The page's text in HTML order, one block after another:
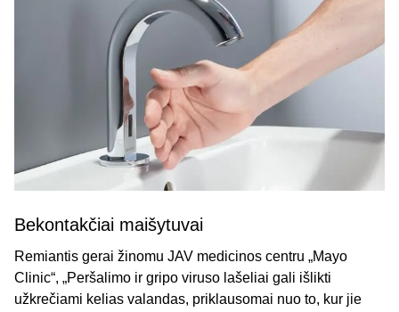
Bekontakčiai maišytuvai
Remiantis gerai žinomu JAV medicinos centru „Mayo
Clinic“, „Peršalimo ir gripo viruso lašeliai gali išlikti
užkrečiami kelias valandas, priklausomai nuo to, kur jie